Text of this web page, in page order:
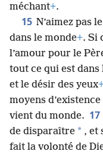
méchant+.
15 N’aimez pas
dans le monde+. Si
l’amour pour le
tout ce qui est
et le désir des yeux
moyens d’existence
vient du monde. 17
de disparaître * , et
fait la volonté de